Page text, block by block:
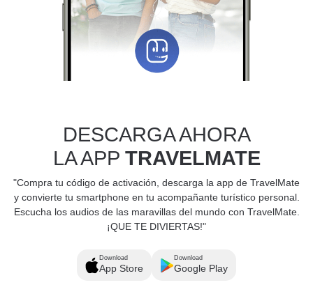
DESCARGA AHORA
LA APP TRAVELMATE
"Compra tu código de activación, descarga la app de TravelMate
y convierte tu smartphone en tu acompañante turístico personal.
Escucha los audios de las maravillas del mundo con TravelMate.
¡QUE TE DIVIERTAS!"
Download
App Store
Download
Google Play